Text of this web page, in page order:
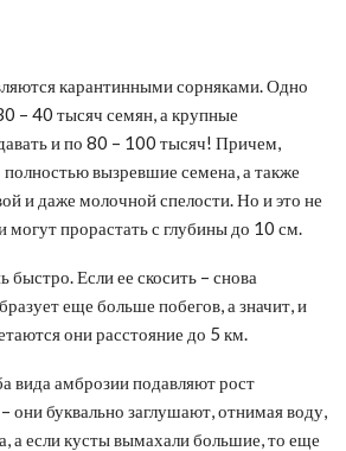
карантинными сорняками. Одно
– 40 тысяч семян, а крупные
и по 80 – 100 тысяч! Причем,
полностью вызревшие семена, а также
и даже молочной спелости. Но и это не
могут прорастать с глубины до 10 см.
быстро. Если ее скосить – снова
еще больше побегов, а значит, и
они расстояние до 5 км.
вида амброзии подавляют рост
они буквально заглушают, отнимая воду,
а если кусты вымахали большие, то еще